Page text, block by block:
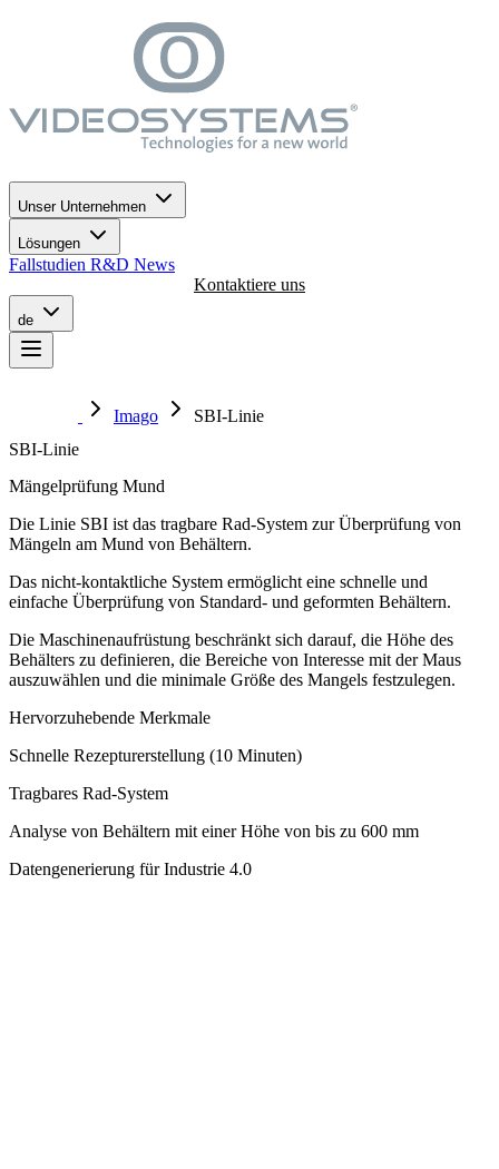
Zum Navigationsmenü gehen
Zum Hauptinhalt springen
Zur Fußzeile gehen
Unser Unternehmen
Lösungen
Fallstudien R&D News
Kontaktiere uns
de
Imago
SBI-Linie
SBI-Linie
Mängelprüfung Mund
Die Linie SBI ist das tragbare Rad-System zur Überprüfung von
Mängeln am Mund von Behältern.
Das nicht-kontaktliche System ermöglicht eine schnelle und
einfache Überprüfung von Standard- und geformten Behältern.
Die Maschinenaufrüstung beschränkt sich darauf, die Höhe des
Behälters zu definieren, die Bereiche von Interesse mit der Maus
auszuwählen und die minimale Größe des Mangels festzulegen.
Hervorzuhebende Merkmale
Schnelle Rezepturerstellung (10 Minuten)
Tragbares Rad-System
Analyse von Behältern mit einer Höhe von bis zu 600 mm
Datengenerierung für Industrie 4.0